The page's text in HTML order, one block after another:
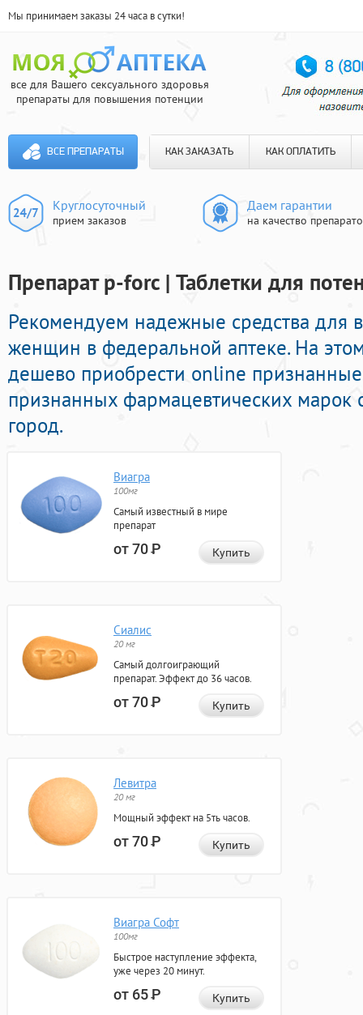
Мы принимаем заказы 24 часа в сутки!
все для Вашего сексуального здоровья
препараты для повышения потенции
ВСЕ ПРЕПАРАТЫ КАК ЗАКАЗАТЬ КАК ОПЛАТИТЬ
Круглосуточный
прием заказов
Даем гарантии
на качество
Препарат p-forc | Таблетки для
Рекомендуем надежные средства для
женщин в федеральной аптеке. На
дешево приобрести online
признанных фармацевтических марок
город.
Виагра
100мг
Самый известный в мире
препарат
от 70Р Купить
Сиалис
20 мг
Самый долгоиграющий
препарат. Эффект до 36 часов.
от 70Р Купить
Левитра
20 мг
Мощный эффект на 5ть часов.
от 70Р Купить
Виагра Софт
100мг
Быстрое наступление эффекта,
уже через 20 минут.
от 65Р Купить